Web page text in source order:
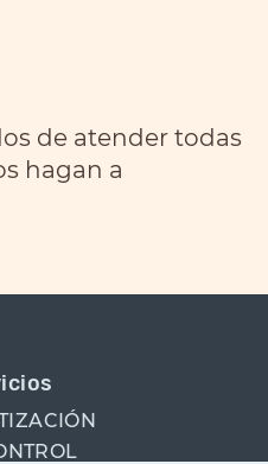
de atender todas
hagan a